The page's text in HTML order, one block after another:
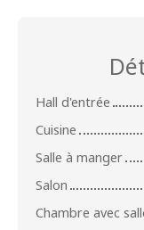
Hall d'entrée
Cuisine
Salle à manger
Salon
Chambre avec